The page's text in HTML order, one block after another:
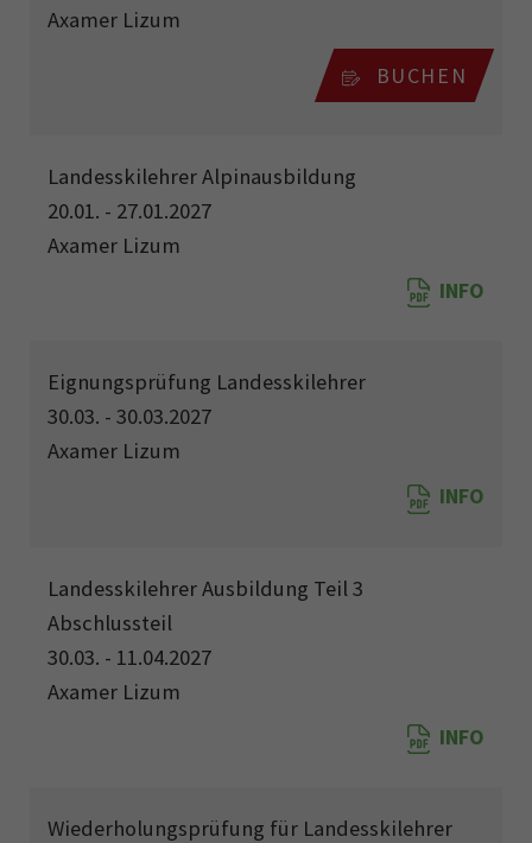
Axamer Lizum
BUCHEN
Landesskilehrer Alpinausbildung
20.01. - 27.01.2027
Axamer Lizum
INFO
Eignungsprüfung Landesskilehrer
30.03. - 30.03.2027
Axamer Lizum
INFO
Landesskilehrer Ausbildung Teil 3
Abschlussteil
30.03. - 11.04.2027
Axamer Lizum
INFO
Wiederholungsprüfung für Landesskilehrer